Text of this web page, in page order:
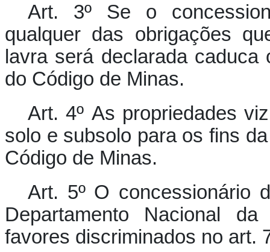
Art. 3º Se o
qualquer das obrigações
lavra será declarada
do Código de Minas.
Art. 4º As propriedades
solo e subsolo para os fins
Código de Minas.
Art. 5º O concessionário
Departamento Nacional
favores discriminados no art.